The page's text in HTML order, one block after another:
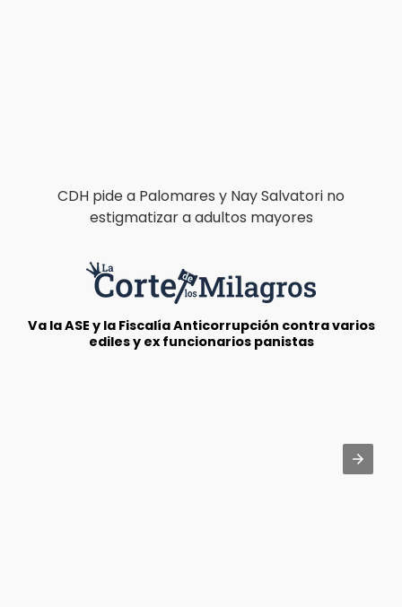
CDH pide a Palomares y Nay Salvatori no
estigmatizar a adultos mayores
Va la ASE y la Fiscalía Anticorrupción contra varios
ediles y ex funcionarios panistas